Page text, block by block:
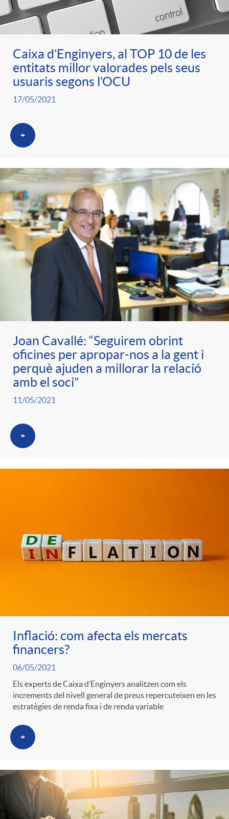
r
a
S
a
l
a
d
e
r
e
n
s
a
ó
p
e
c
a
t
e
r
i
e
s
t
e
n
d
o
A
n
a
F
i
l
t
t
e
g
o
r
i
l
i
c
a
d
o
r
d
c
o
n
i
s
Caixa d’Enginyers, al TOP 10 de les
entitats millor valorades pels seus
usuaris segons l’OCU
17/05/2021
+
Joan Cavallé: “Seguirem obrint
oficines per apropar-nos a la gent i
perquè ajuden a millorar la relació
amb el soci”
11/05/2021
+
Inflació: com afecta els mercats
financers?
06/05/2021
Els experts de Caixa d’Enginyers analitzen com els
increments del nivell general de preus repercuteixen en les
estratègies de renda fixa i de renda variable
+